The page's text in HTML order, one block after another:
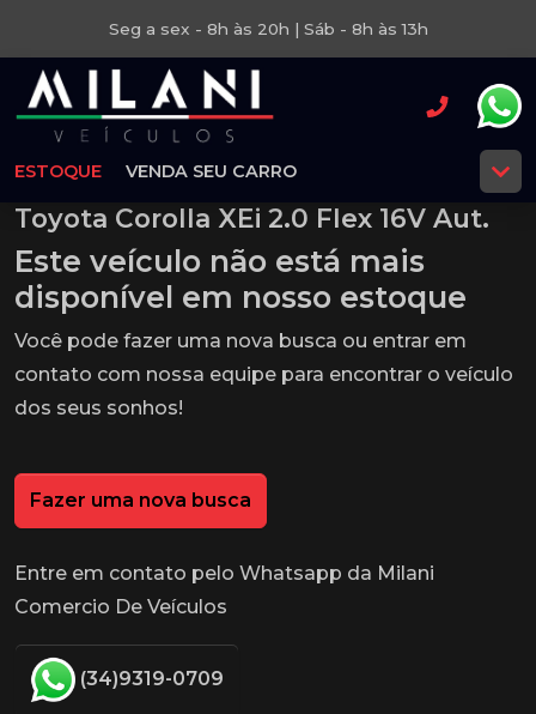
Seg a sex - 8h às 20h | Sáb - 8h às 13h
ESTOQUE VENDA SEU CARRO
Toyota Corolla XEi 2.0 Flex 16V Aut.
Este veículo não está mais
disponível em nosso estoque
Você pode fazer uma nova busca ou entrar em
contato com nossa equipe para encontrar o veículo
dos seus sonhos!
Fazer uma nova busca
Entre em contato pelo Whatsapp da Milani
Comercio De Veículos
(34)9319-0709